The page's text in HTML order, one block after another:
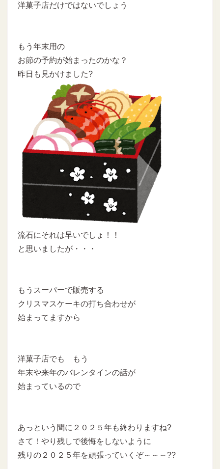
洋菓子店だけではないでしょう
もう年末用の
お節の予約が始まったのかな？
昨日も見かけました?
流石にそれは早いでしょ！！
と思いましたが・・・
もうスーパーで販売する
クリスマスケーキの打ち合わせが
始まってますから
洋菓子店でも もう
年末や来年のバレンタインの話が
始まっているので
あっという間に２０２５年も終わりますね?
さて！やり残しで後悔をしないように
残りの２０２５年を頑張っていくぞ～～～??